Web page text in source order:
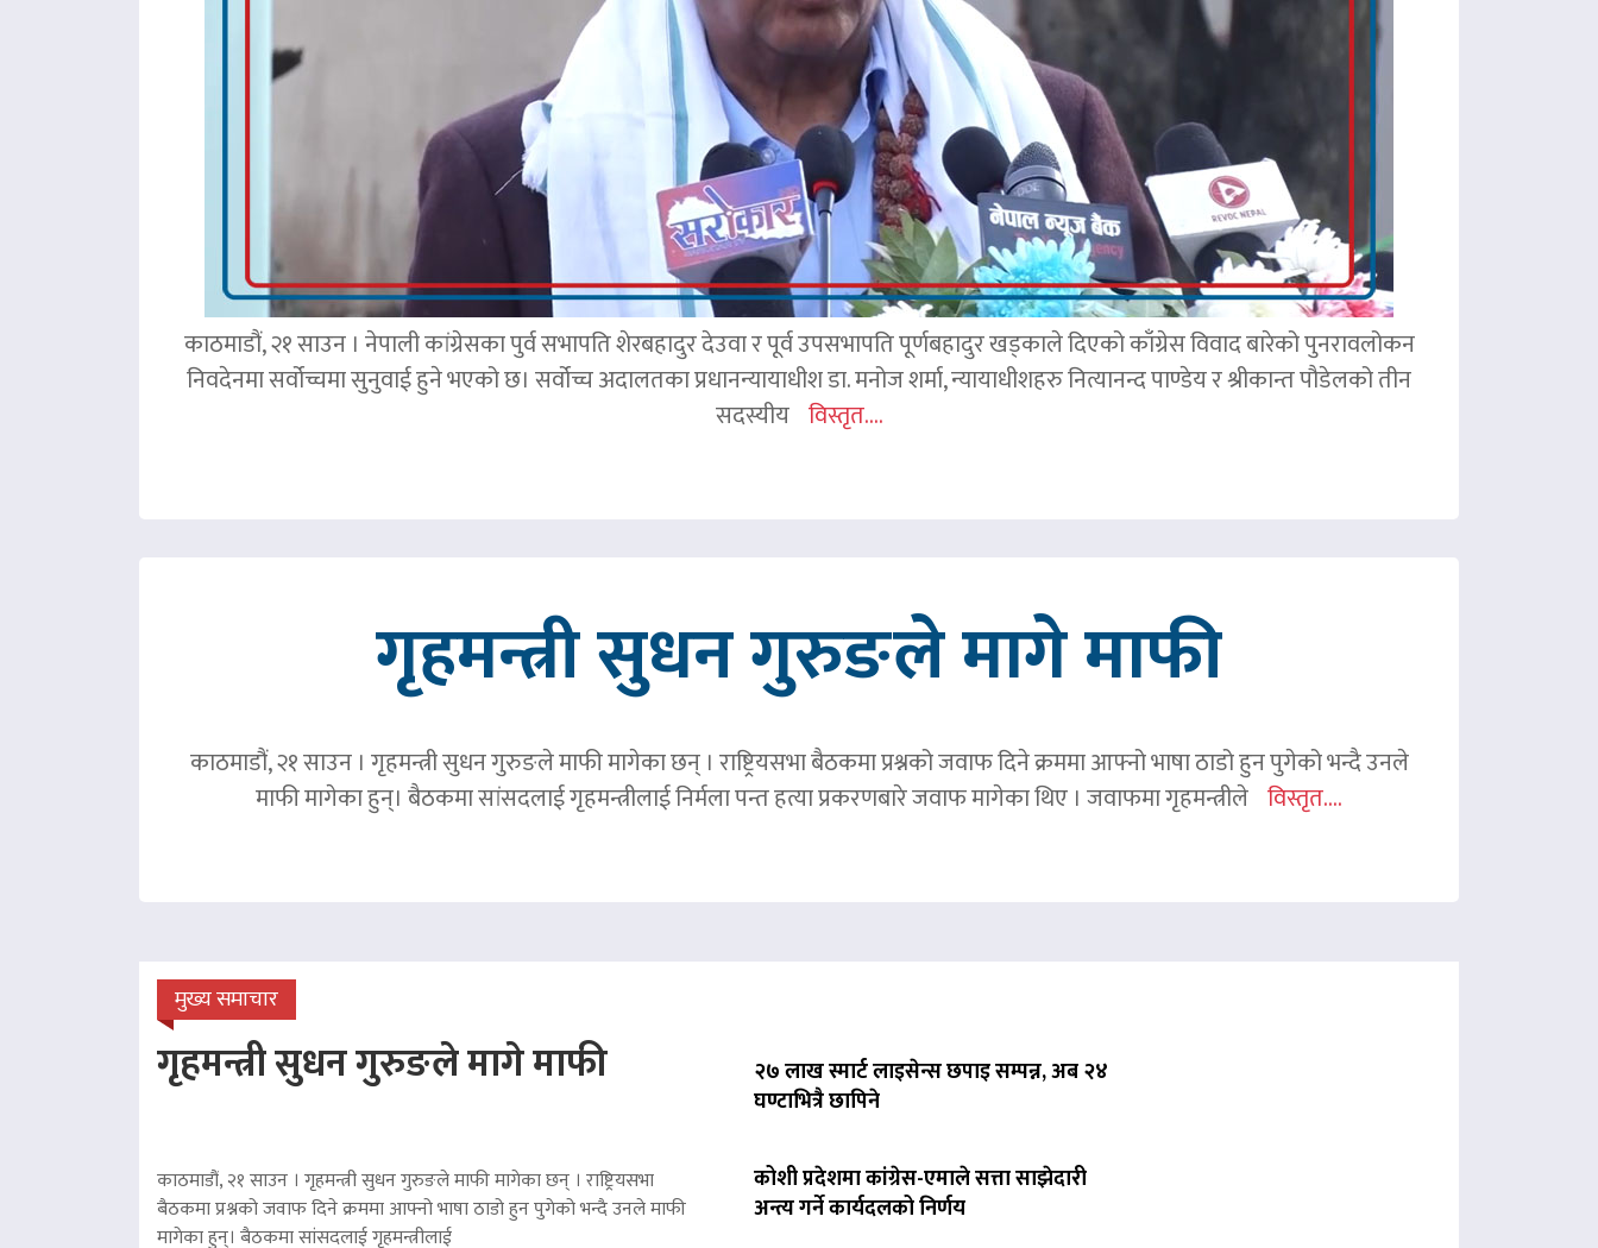
काठमाडौं, २१ साउन । नेपाली कांग्रेसका पुर्व सभापति शेरबहादुर देउवा र पूर्व उपसभापति पूर्णबहादुर खड्काले दिएको काँग्रेस विवाद बारेको पुनरावलोकन
निवदेनमा सर्वोच्चमा सुनुवाई हुने भएको छ। सर्वोच्च अदालतका प्रधानन्यायाधीश डा. मनोज शर्मा, न्यायाधीशहरु नित्यानन्द पाण्डेय र श्रीकान्त पौडेलको तीन
सदस्यीय विस्तृत....
गृहमन्त्री सुधन गुरुङले मागे माफी
काठमाडौं, २१ साउन । गृहमन्त्री सुधन गुरुङले माफी मागेका छन् । राष्ट्रियसभा बैठकमा प्रश्नको जवाफ दिने क्रममा आफ्नो भाषा ठाडो हुन पुगेको भन्दै उनले
माफी मागेका हुन्। बैठकमा सांसदलाई गृहमन्त्रीलाई निर्मला पन्त हत्या प्रकरणबारे जवाफ मागेका थिए । जवाफमा गृहमन्त्रीले विस्तृत....
मुख्य समाचार
गृहमन्त्री सुधन गुरुङले मागे माफी
काठमाडौं, २१ साउन । गृहमन्त्री सुधन गुरुङले माफी मागेका छन् । राष्ट्रियसभा
बैठकमा प्रश्नको जवाफ दिने क्रममा आफ्नो भाषा ठाडो हुन पुगेको भन्दै उनले माफी
मागेका हुन्। बैठकमा सांसदलाई गृहमन्त्रीलाई
२७ लाख स्मार्ट लाइसेन्स छपाइ सम्पन्न, अब २४
घण्टाभित्रै छापिने
कोशी प्रदेशमा कांग्रेस-एमाले सत्ता साझेदारी
अन्त्य गर्ने कार्यदलको निर्णय